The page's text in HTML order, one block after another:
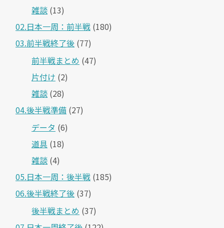
雑談 (13)
02.日本一周：前半戦 (180)
03.前半戦終了後 (77)
前半戦まとめ (47)
片付け (2)
雑談 (28)
04.後半戦準備 (27)
データ (6)
道具 (18)
雑談 (4)
05.日本一周：後半戦 (185)
06.後半戦終了後 (37)
後半戦まとめ (37)